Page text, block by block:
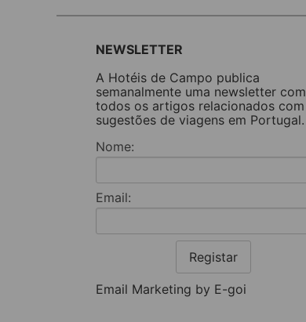
NEWSLETTER
A Hotéis de Campo publica
semanalmente uma newsletter com
todos os artigos relacionados com
sugestões de viagens em Portugal.
Nome:
Email:
Registar
Email Marketing by E-goi